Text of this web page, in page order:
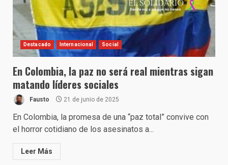
Destacado Internacional Social
En Colombia, la paz no será real mientras sigan
matando líderes sociales
Fausto 21 de junio de 2025
En Colombia, la promesa de una “paz total” convive con
el horror cotidiano de los asesinatos a...
Leer Más